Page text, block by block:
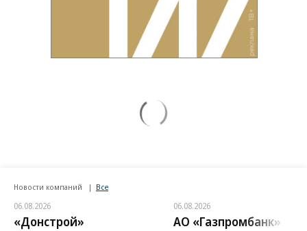
Новости компаний Все
06.08.2026
«Донстрой»
06.08.2026
АО «Газпромбанк»